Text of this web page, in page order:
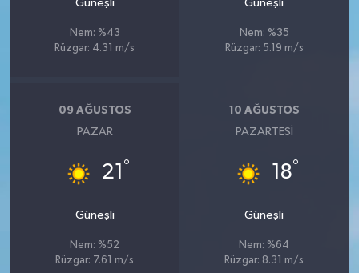
Güneşli
Nem: %43
Rüzgar: 4.31 m/s
Güneşli
Nem: %35
Rüzgar: 5.19 m/s
09 AĞUSTOS
PAZAR
21 °
Güneşli
Nem: %52
Rüzgar: 7.61 m/s
10 AĞUSTOS
PAZARTESI
18°
Güneşli
Nem: %64
Rüzgar: 8.31 m/s